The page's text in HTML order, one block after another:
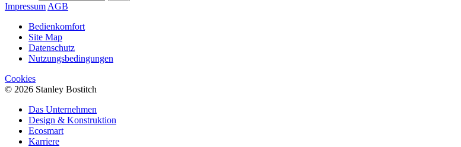
Impressum AGB
Bedienkomfort
Site Map
Datenschutz
Nutzungsbedingungen
Cookies
© 2026 Stanley Bostitch
Das Unternehmen
Design & Konstruktion
Ecosmart
Karriere